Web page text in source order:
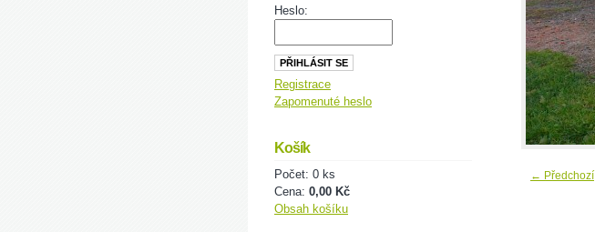
← Předchozí
Heslo:
Registrace
Zapomenuté heslo
Košík
Počet: 0 ks
Cena: 0,00 Kč
Obsah košíku